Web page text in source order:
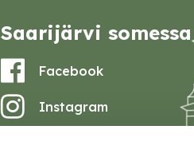
Saarijärvi somessa
Facebook
Instagram